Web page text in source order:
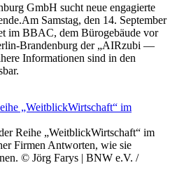
GmbH sucht neue engagierte
Samstag, den 14. September
im BBAC, dem Bürogebäude vor
Brandenburg der „AIRzubi —
Informationen sind in den
Reihe „WeitblickWirtschaft“ im
Firmen Antworten, wie sie
© Jörg Farys | BNW e.V. /